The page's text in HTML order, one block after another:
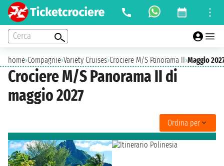
Cerca
home›Compagnie›Variety Cruises›Crociere M/S Panorama II›Maggio
Crociere M/S Panorama II di
maggio 2027
Ordina per